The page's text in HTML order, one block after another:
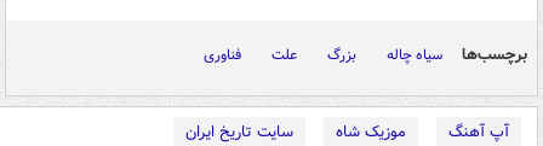
برچسب‌ها سیاه چاله بزرگ علت فناوری
آپ آهنگ موزیک شاه
سایت تاریخ ایران